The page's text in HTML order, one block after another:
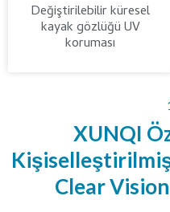
Değiştirilebilir küresel
kayak gözlüğü UV
koruması
XUNQI
Clear